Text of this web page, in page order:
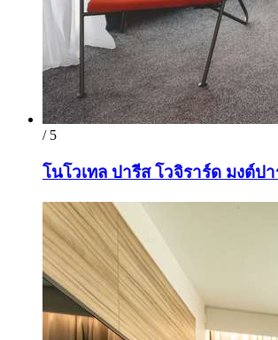
/ 5
โนโวเทล ปารีส โวจิราร์ด มงต์ป